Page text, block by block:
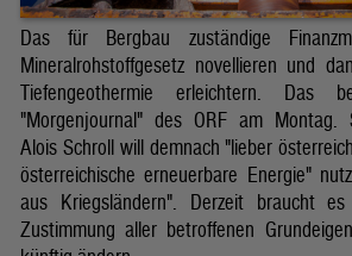
Das für Bergbau zuständige
Mineralrohstoffgesetz novellieren und
Tiefengeothermie erleichtern. Das
"Morgenjournal" des ORF am Montag.
Alois Schroll will demnach "lieber
österreichische erneuerbare Energie"
aus Kriegsländern". Derzeit braucht
Zustimmung aller betroffenen